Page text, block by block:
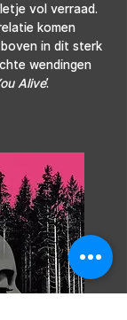
vol verraad.
komen
in dit sterk
wendingen
Alive’.